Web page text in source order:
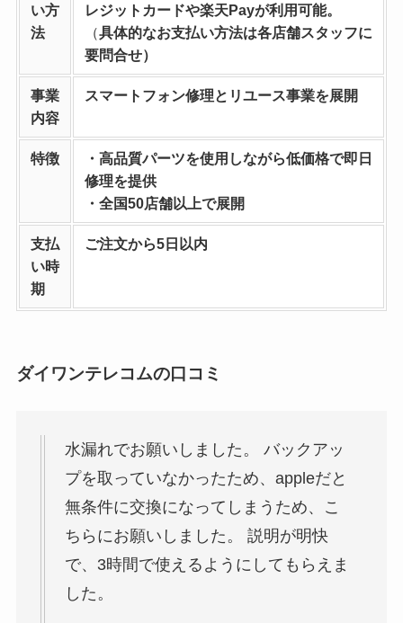
い方
法
レジットカードや楽天Payが利用可能。
（具体的なお支払い方法は各店舗スタッフに
要問合せ）
事業
内容
スマートフォン修理とリユース事業を展開
特徴
・高品質パーツを使用しながら低価格で即日
修理を提供
・全国50店舗以上で展開
支払
い時
期
ご注文から5日以内
ダイワンテレコムの口コミ
水漏れでお願いしました。 バックアッ
プを取っていなかったため、appleだと
無条件に交換になってしまうため、こ
ちらにお願いしました。 説明が明快
で、3時間で使えるようにしてもらえま
した。